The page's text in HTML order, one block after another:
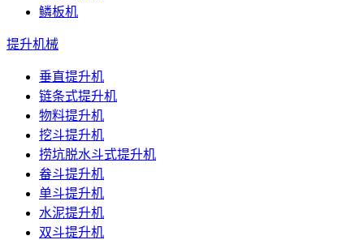
鳞板机
提升机械
垂直提升机
链条式提升机
物料提升机
挖斗提升机
捞坑脱水斗式提升机
畚斗提升机
单斗提升机
水泥提升机
双斗提升机